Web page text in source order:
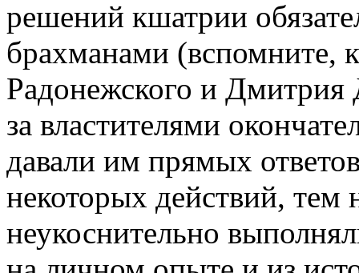
решений кшатрии
брахманами (вспомните,
Радонежского и Дмитрия
за властителями
давали им прямых
некоторых действий, тем
неукоснительно